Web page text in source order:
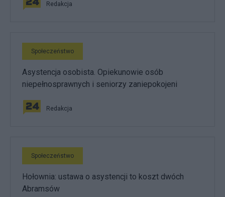
Redakcja
Społeczeństwo
Asystencja osobista. Opiekunowie osób
niepełnosprawnych i seniorzy zaniepokojeni
Redakcja
Społeczeństwo
Hołownia: ustawa o asystencji to koszt dwóch
Abramsów